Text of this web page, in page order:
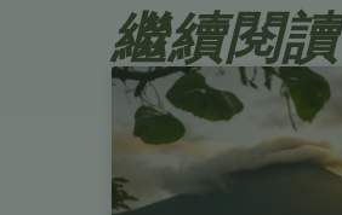
繼續閱讀